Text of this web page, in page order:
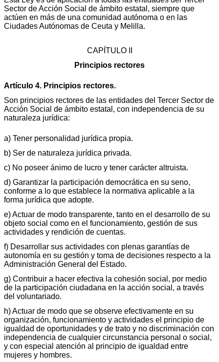
Sector de Acción Social de ámbito estatal, siempre que
actúen en más de una comunidad autónoma o en las
Ciudades Autónomas de Ceuta y Melilla.
CAPÍTULO II
Principios rectores
Artículo 4. Principios rectores.
Son principios rectores de las entidades del Tercer Sector de
Acción Social de ámbito estatal, con independencia de su
naturaleza jurídica:
a) Tener personalidad jurídica propia.
b) Ser de naturaleza jurídica privada.
c) No poseer ánimo de lucro y tener carácter altruista.
d) Garantizar la participación democrática en su seno,
conforme a lo que establece la normativa aplicable a la
forma jurídica que adopte.
e) Actuar de modo transparente, tanto en el desarrollo de su
objeto social como en el funcionamiento, gestión de sus
actividades y rendición de cuentas.
f) Desarrollar sus actividades con plenas garantías de
autonomía en su gestión y toma de decisiones respecto a la
Administración General del Estado.
g) Contribuir a hacer efectiva la cohesión social, por medio
de la participación ciudadana en la acción social, a través
del voluntariado.
h) Actuar de modo que se observe efectivamente en su
organización, funcionamiento y actividades el principio de
igualdad de oportunidades y de trato y no discriminación con
independencia de cualquier circunstancia personal o social,
y con especial atención al principio de igualdad entre
mujeres y hombres.